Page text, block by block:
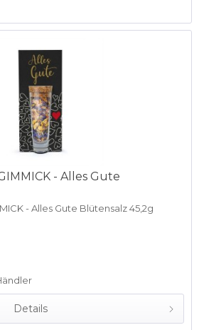
- Alles Gute
- Alles Gute Blütensalz 45,2g
Details